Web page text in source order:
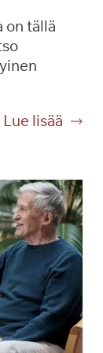
on tällä
Lue lisää
V
a
a
n
a
k
a
u
n
i